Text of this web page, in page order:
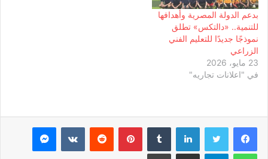
بدعم الدولة المصرية وأهدافها
للتنمية.. «دالتكس» تطلق
نموذجًا جديدًا للتعليم الفني
الزراعي
23 مايو، 2026
في "اعلانات تجاريه"
لينكدإن بينتيريست ماسنجر
واتساب تيلقرام مشاركة عبر البريد طباعة